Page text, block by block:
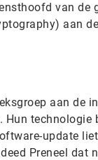
van de
aan
aan de
technologie
update
Preneel